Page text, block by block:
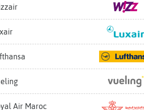
Air Maroc